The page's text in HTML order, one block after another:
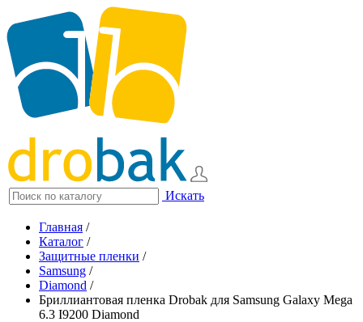
Искать
Главная /
Каталог /
Защитные пленки /
Samsung /
Diamond /
Бриллиантовая пленка Drobak для Samsung Galaxy Mega
6.3 I9200 Diamond